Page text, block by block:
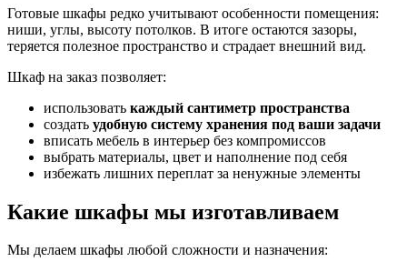
Готовые шкафы редко учитывают особенности помещения:
ниши, углы, высоту потолков. В итоге остаются зазоры,
теряется полезное пространство и страдает внешний вид.
Шкаф на заказ позволяет:
использовать каждый сантиметр пространства
создать удобную систему хранения под ваши задачи
вписать мебель в интерьер без компромиссов
выбрать материалы, цвет и наполнение под себя
избежать лишних переплат за ненужные элементы
Какие шкафы мы изготавливаем
Мы делаем шкафы любой сложности и назначения: